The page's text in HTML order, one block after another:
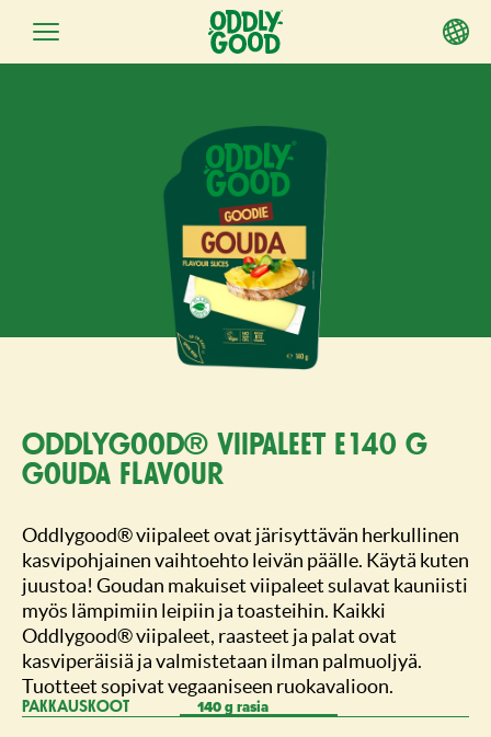
Oddlygood® viipaleet e140 g
gouda flavour
Oddlygood® viipaleet ovat järisyttävän herkullinen
kasvipohjainen vaihtoehto leivän päälle. Käytä kuten
juustoa! Goudan makuiset viipaleet sulavat kauniisti
myös lämpimiin leipiin ja toasteihin. Kaikki
Oddlygood® viipaleet, raasteet ja palat ovat
kasviperäisiä ja valmistetaan ilman palmuoljyä.
Tuotteet sopivat vegaaniseen ruokavalioon.
PAKKAUSKOOT 140 g rasia